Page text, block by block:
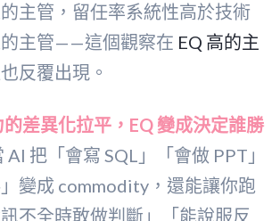
主管，留任率系統性高於技術
主管——這個觀察在 EQ 高的主
反覆出現。
差異化拉平，EQ 變成決定誰勝
AI 把「會寫 SQL」「會做 PPT」
」變成 commodity，還能讓你跑
不全時敢做判斷」「能說服反